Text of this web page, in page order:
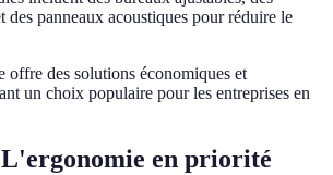
des panneaux acoustiques pour réduire le
des solutions économiques et
un choix populaire pour les entreprises en
L'ergonomie en priorité